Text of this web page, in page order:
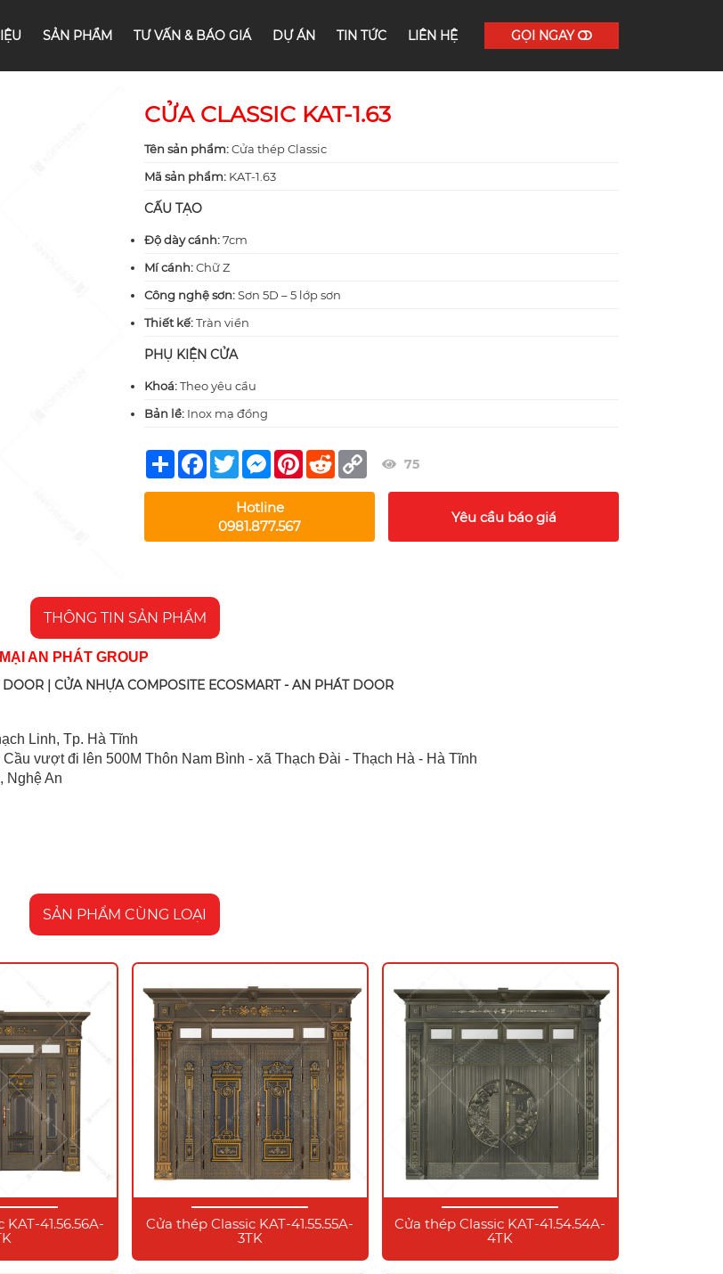
SẢN PHẨM TƯ VẤN & BÁO GIÁ DỰ ÁN TIN TỨC LIÊN HỆ GỌI NGAY
CỬA CLASSIC KAT-1.63
Tên sản phẩm:Cửa thép Classic
Mã sản phẩm: KAT-1.63
CẤU TẠO
Độ dày cánh:7cm
Mí cánh:Chữ Z
Công nghệ sơn:Sơn 5D – 5 lớp sơn
Thiết kế:Tràn viền
PHỤ KIỆN CỬA
Khoá:Theo yêu cầu
Bản lề: Inox mạ đồng
ShareFacebook
TwitterMessenger
Pinterest
Reddit Copy
Link
75
Hotline
0981.877.567
Yêu cầu báo giá
THÔNG TIN SẢN PHẨM
AN PHÁT GROUP
| CỬA NHỰA COMPOSITE ECOSMART - AN PHÁT DOOR
Linh, Tp. Hà Tĩnh
vượt đi lên 500M Thôn Nam Bình - xã Thạch Đài - Thạch Hà - Hà Tĩnh
Nghệ An
SẢN PHẨM CÙNG LOẠI
41.56.56A-
Cửa thép Classic KAT-41.55.55A-
3TK
Cửa thép Classic KAT-41.54.54A-
4TK